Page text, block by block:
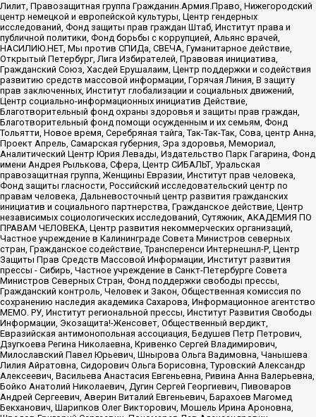
Лилит, Правозащитная группа Гражданин.Армия.Право, Нижегородский
центр немецкой и европейской культуры, Центр гендерных
исследований, Фонд защиты прав граждан Штаб, Институт права и
публичной политики, Фонд борьбы с коррупцией, Альянс врачей,
НАСИЛИЮ.НЕТ, Мы против СПИДа, СВЕЧА, Гуманитарное действие,
Открытый Петербург, Лига Избирателей, Правовая инициатива,
Гражданский Союз, Хасдей Ерушалаим, Центр поддержки и содействия
развитию средств массовой информации, Горячая Линия, В защиту
прав заключенных, Институт глобализации и социальных движений,
Центр социально-информационных инициатив Действие,
Благотворительный фонд охраны здоровья и защиты прав граждан,
Благотворительный фонд помощи осужденным и их семьям, Фонд
Тольятти, Новое время, Серебряная тайга, Так-Так-Так, Сова, центр Анна,
Проект Апрель, Самарская губерния, Эра здоровья, Мемориал,
Аналитический Центр Юрия Левады, Издательство Парк Гагарина, Фонд
имени Андрея Рылькова, Сфера, Центр СИБАЛЬТ, Уральская
правозащитная группа, Женщины Евразии, Институт прав человека,
Фонд защиты гласности, Российский исследовательский центр по
правам человека, Дальневосточный центр развития гражданских
инициатив и социального партнерства, Гражданское действие, Центр
независимых социологических исследований, Сутяжник, АКАДЕМИЯ ПО
ПРАВАМ ЧЕЛОВЕКА, Центр развития некоммерческих организаций,
Частное учреждение в Калининграде Совета Министров северных
стран, Гражданское содействие, Трансперенси Интернешнл-Р, Центр
Защиты Прав Средств Массовой Информации, Институт развития
прессы - Сибирь, Частное учреждение в Санкт-Петербурге Совета
Министров Северных Стран, Фонд поддержки свободы прессы,
Гражданский контроль, Человек и Закон, Общественная комиссия по
сохранению наследия академика Сахарова, Информационное агентство
МЕМО. РУ, Институт региональной прессы, Институт Развития Свободы
Информации, Экозащита!-Женсовет, Общественный вердикт,
Евразийская антимонопольная ассоциация, Бедушев Петр Петрович,
Дзугкоева Регина Николаевна, Кривенко Сергей Владимирович,
Милославский Павел Юрьевич, Шнырова Ольга Вадимовна, Чанышева
Лилия Айратовна, Сидорович Ольга Борисовна, Туровский Александр
Алексеевич, Васильева Анастасия Евгеньевна, Ривина Анна Валерьевна,
Бойко Анатолий Николаевич, Дугин Сергей Георгиевич, Пивоваров
Андрей Сергеевич, Аверин Виталий Евгеньевич, Барахоев Магомед
Бекханович, Шарипков Олег Викторович, Мошель Ирина Ароновна,